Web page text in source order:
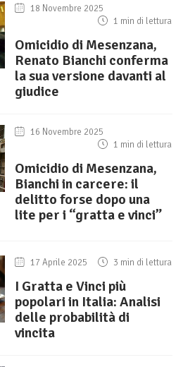
18 Novembre 2025
1 min di lettura
Omicidio di Mesenzana,
Renato Bianchi conferma
la sua versione davanti al
giudice
16 Novembre 2025
1 min di lettura
Omicidio di Mesenzana,
Bianchi in carcere: il
delitto forse dopo una
lite per i “gratta e vinci”
17 Aprile 2025 3 min di lettura
I Gratta e Vinci più
popolari in Italia: Analisi
delle probabilità di
vincita